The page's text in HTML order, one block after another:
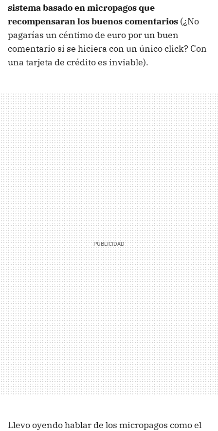
sistema basado en micropagos que
recompensaran los buenos comentarios (¿No
pagarías un céntimo de euro por un buen
comentario si se hiciera con un único click? Con
una tarjeta de crédito es inviable).
Llevo oyendo hablar de los micropagos como el